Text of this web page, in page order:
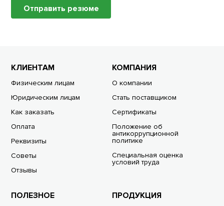
Отправить резюме
КЛИЕНТАМ
Физическим лицам
Юридическим лицам
Как заказать
Оплата
Реквизиты
Советы
Отзывы
КОМПАНИЯ
О компании
Стать поставщиком
Сертификаты
Положение об
антикоррупционной
политике
Специальная оценка
условий труда
ПОЛЕЗНОЕ ПРОДУКЦИЯ